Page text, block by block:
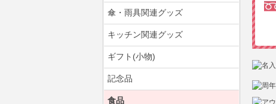
傘・雨具関連グッズ
キッチン関連グッズ
ギフト(小物)
記念品
食品